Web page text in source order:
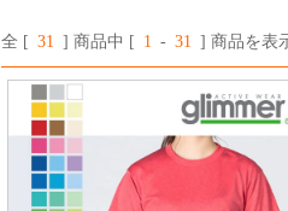
全 [ 31 ] 商品中 [ 1 - 31 ] 商品を表